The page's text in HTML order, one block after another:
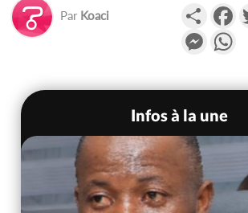
Par Koaci
Infos à la une